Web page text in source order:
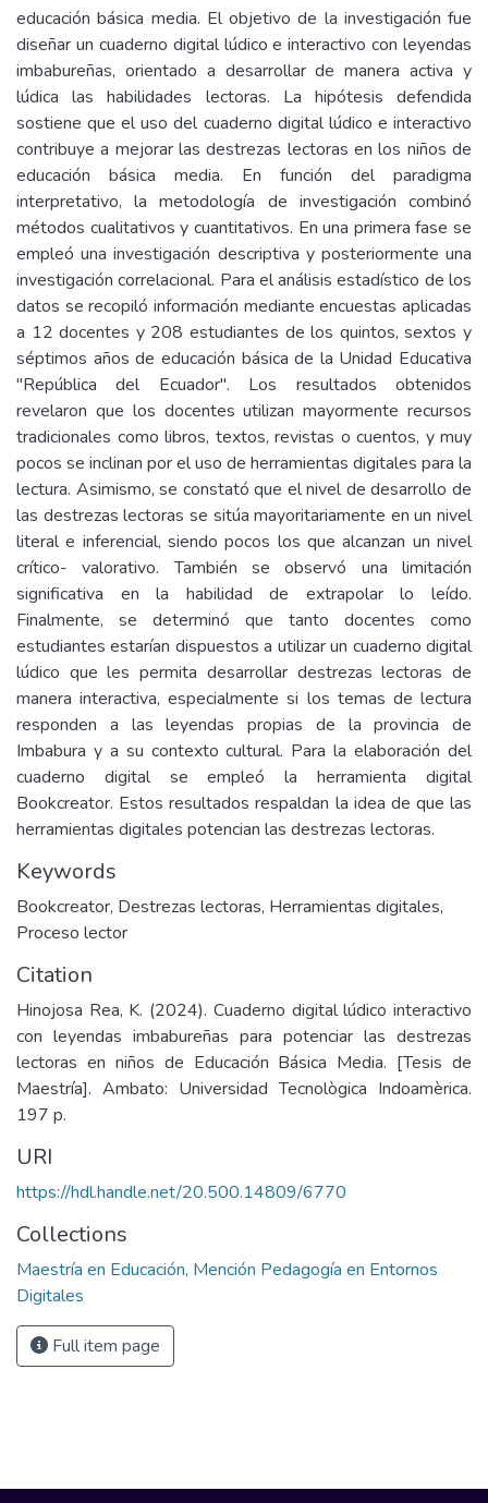
educación básica media. El objetivo de la investigación fue
diseñar un cuaderno digital lúdico e interactivo con leyendas
imbabureñas, orientado a desarrollar de manera activa y
lúdica las habilidades lectoras. La hipótesis defendida
sostiene que el uso del cuaderno digital lúdico e interactivo
contribuye a mejorar las destrezas lectoras en los niños de
educación básica media. En función del paradigma
interpretativo, la metodología de investigación combinó
métodos cualitativos y cuantitativos. En una primera fase se
empleó una investigación descriptiva y posteriormente una
investigación correlacional. Para el análisis estadístico de los
datos se recopiló información mediante encuestas aplicadas
a 12 docentes y 208 estudiantes de los quintos, sextos y
séptimos años de educación básica de la Unidad Educativa
"República del Ecuador". Los resultados obtenidos
revelaron que los docentes utilizan mayormente recursos
tradicionales como libros, textos, revistas o cuentos, y muy
pocos se inclinan por el uso de herramientas digitales para la
lectura. Asimismo, se constató que el nivel de desarrollo de
las destrezas lectoras se sitúa mayoritariamente en un nivel
literal e inferencial, siendo pocos los que alcanzan un nivel
crítico- valorativo. También se observó una limitación
significativa en la habilidad de extrapolar lo leído.
Finalmente, se determinó que tanto docentes como
estudiantes estarían dispuestos a utilizar un cuaderno digital
lúdico que les permita desarrollar destrezas lectoras de
manera interactiva, especialmente si los temas de lectura
responden a las leyendas propias de la provincia de
Imbabura y a su contexto cultural. Para la elaboración del
cuaderno digital se empleó la herramienta digital
Bookcreator. Estos resultados respaldan la idea de que las
herramientas digitales potencian las destrezas lectoras.
Keywords
Bookcreator, Destrezas lectoras, Herramientas digitales,
Proceso lector
Citation
Hinojosa Rea, K. (2024). Cuaderno digital lúdico interactivo
con leyendas imbabureñas para potenciar las destrezas
lectoras en niños de Educación Básica Media. [Tesis de
Maestría]. Ambato: Universidad Tecnològica Indoamèrica.
197 p.
URI
https://hdl.handle.net/20.500.14809/6770
Collections
Maestría en Educación, Mención Pedagogía en Entornos
Digitales
Full item page